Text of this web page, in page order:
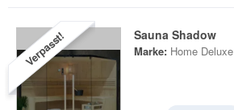
Verpasst! Sauna Shadow
Marke: Home Deluxe